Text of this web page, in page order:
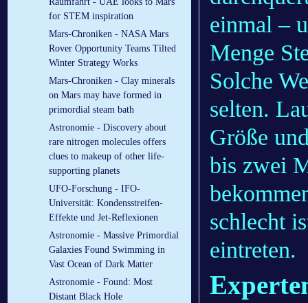
for STEM inspiration
Mars-Chroniken - NASA Mars
Rover Opportunity Teams Tilted
Winter Strategy Works
Mars-Chroniken - Clay minerals
on Mars may have formed in
primordial steam bath
Astronomie - Discovery about
rare nitrogen molecules offers
clues to makeup of other life-
supporting planets
UFO-Forschung - IFO-
Universität: Kondensstreifen-
Effekte und Jet-Reflexionen
Astronomie - Massive Primordial
Galaxies Found Swimming in
Vast Ocean of Dark Matter
Astronomie - Found: Most
Distant Black Hole
einmal –
Menge
Solche
selten.
Größe
bis zwei
schlecht
eintreten.